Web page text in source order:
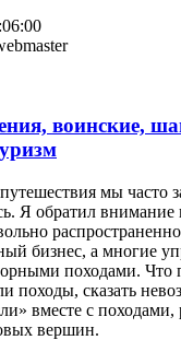
воинские,
мы часто
Я обратил внимание
бизнес, а многие
походами. Что
походы, сказать
вместе с походами,
вершин.